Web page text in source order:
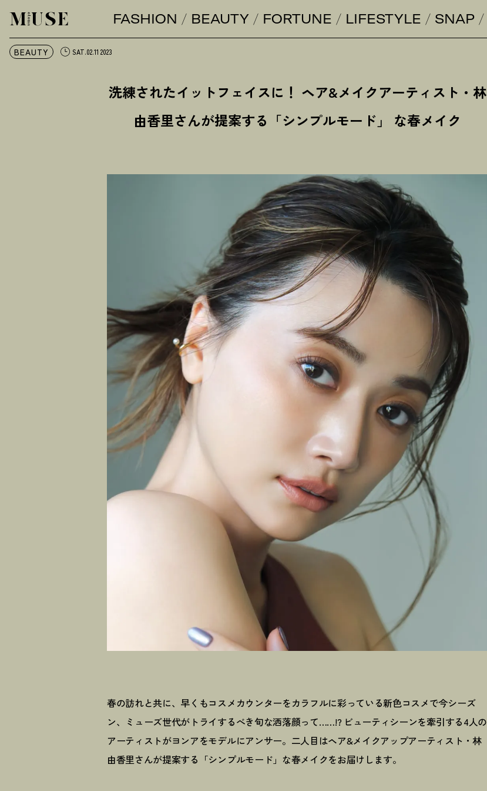
オトナミューズ ウェブFASHION BEAUTY FORTUNE LIFESTYLE SNAP
BEAUTY SAT.02.11 2023
洗練されたイットフェイスに ！ ヘア&メイクアーティスト・林
由香里さんが提案する「シンプルモード」 な春メイク
春の訪れと共に、早くもコスメカウンターをカラフルに彩っている新色コスメで今シーズ
ン、ミューズ世代がトライするべき旬な洒落顔って……!? ビューティシーンを牽引する4人の
アーティストがヨンアをモデルにアンサー。二人目はヘア&メイクアップアーティスト・林
由香里さんが提案する「シンプルモード」な春メイクをお届けします。